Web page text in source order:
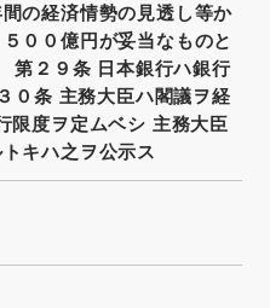
の経済情勢の見透し等か
００億円が妥当なものと
第２９条 日本銀行ハ銀行
０条 主務大臣ハ閣議ヲ経
限度ヲ定ムベシ 主務大臣
キハ之ヲ公示ス